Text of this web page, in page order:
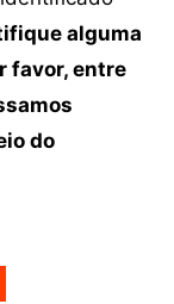
alguma
favor, entre
do